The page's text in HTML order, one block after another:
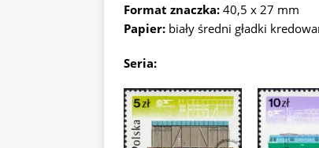
Format znaczka: 40,5 x 27 mm
Papier: biały średni gładki
Seria: